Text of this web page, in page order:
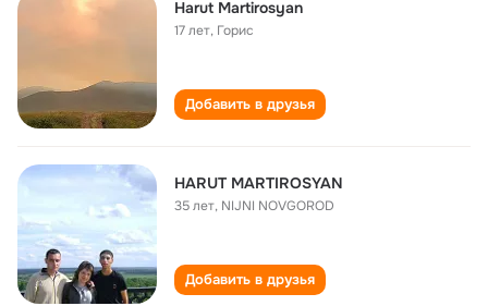
Harut Martirosyan
17 лет, Горис
Добавить в друзья
HARUT MARTIROSYAN
35 лет, NIJNI NOVGOROD
Добавить в друзья